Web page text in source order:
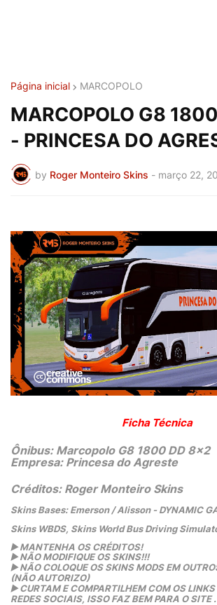
Página inicial MARCOPOLO
MARCOPOLO G8
- PRINCESA DO
by Roger Monteiro Skins - março 22,
Ficha Técnica
Ônibus: Marcopolo G8 1800 DD 8x2
Empresa: Princesa do Agreste
Créditos: Roger Monteiro Skins
Skins Bases: Emerson / Alisson - DYNAMIC
Skins WBDS, Skins World Bus Driving
▶️ MANTENHA OS CRÉDITOS!
▶️ NÃO MODIFIQUE OS SKINS!!!
▶️ NÃO COLOQUE OS SKINS MODS EM
(NÃO AUTORIZO)
▶️ CURTAM E COMPARTILHEM COM OS LINKS
REDES SOCIAIS, ISSO FAZ BEM PARA O SITE .